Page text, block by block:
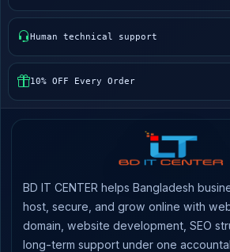
Human technical support
10% OFF Every Order
BD IT CENTER helps Bangladesh
host, secure, and grow online with
domain, website development, SEO
long-term support under one